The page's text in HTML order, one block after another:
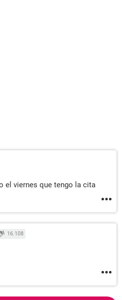
el viernes que tengo la cita
16.108